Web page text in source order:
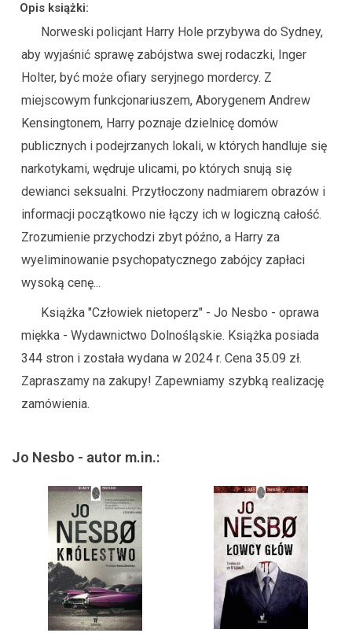
Opis książki:
Norweski policjant Harry Hole przybywa do Sydney,
aby wyjaśnić sprawę zabójstwa swej rodaczki, Inger
Holter, być może ofiary seryjnego mordercy. Z
miejscowym funkcjonariuszem, Aborygenem Andrew
Kensingtonem, Harry poznaje dzielnicę domów
publicznych i podejrzanych lokali, w których handluje się
narkotykami, wędruje ulicami, po których snują się
dewianci seksualni. Przytłoczony nadmiarem obrazów i
informacji początkowo nie łączy ich w logiczną całość.
Zrozumienie przychodzi zbyt późno, a Harry za
wyeliminowanie psychopatycznego zabójcy zapłaci
wysoką cenę...
Książka "Człowiek nietoperz" - Jo Nesbo - oprawa
miękka - Wydawnictwo Dolnośląskie. Książka posiada
344 stron i została wydana w 2024 r. Cena 35.09 zł.
Zapraszamy na zakupy! Zapewniamy szybką realizację
zamówienia.
Jo Nesbo - autor m.in.: